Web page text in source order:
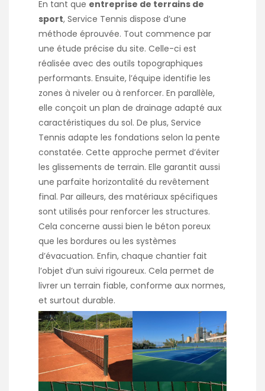
En tant que entreprise de terrains de
sport, Service Tennis dispose d’une
méthode éprouvée. Tout commence par
une étude précise du site. Celle-ci est
réalisée avec des outils topographiques
performants. Ensuite, l’équipe identifie les
zones à niveler ou à renforcer. En parallèle,
elle conçoit un plan de drainage adapté aux
caractéristiques du sol. De plus, Service
Tennis adapte les fondations selon la pente
constatée. Cette approche permet d’éviter
les glissements de terrain. Elle garantit aussi
une parfaite horizontalité du revêtement
final. Par ailleurs, des matériaux spécifiques
sont utilisés pour renforcer les structures.
Cela concerne aussi bien le béton poreux
que les bordures ou les systèmes
d’évacuation. Enfin, chaque chantier fait
l’objet d’un suivi rigoureux. Cela permet de
livrer un terrain fiable, conforme aux normes,
et surtout durable.